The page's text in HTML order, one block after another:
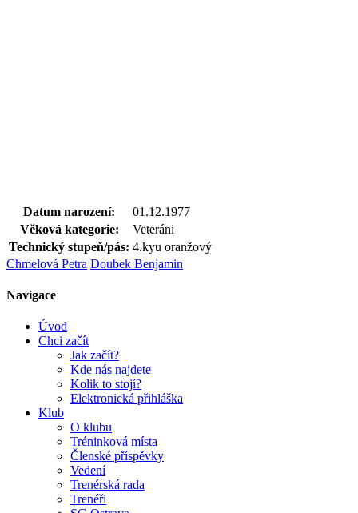
Datum narození:
01.12.1977
Věková kategorie:
Veteráni
Technický stupeň/pás: 4.kyu oranžový
Chmelová Petra Doubek Benjamin
Navigace
Úvod
Chci začít
Jak začít?
Kde nás najdete
Kolik to stojí?
Elektronická přihláška
Klub
O klubu
Tréninková místa
Členské příspěvky
Vedení
Trenérská rada
Trenéři